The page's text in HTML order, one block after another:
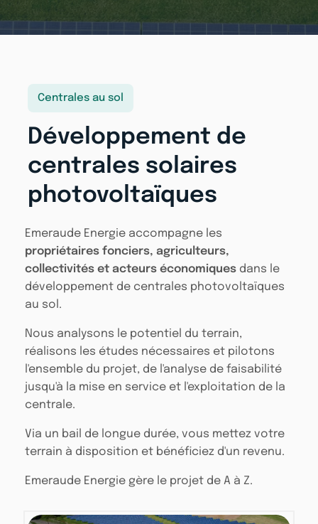
Centrales au sol
Développement de
centrales solaires
photovoltaïques
Emeraude Energie accompagne les
propriétaires fonciers, agriculteurs,
collectivités et acteurs économiques dans le
développement de centrales photovoltaïques
au sol.
Nous analysons le potentiel du terrain,
réalisons les études nécessaires et pilotons
l'ensemble du projet, de l'analyse de faisabilité
jusqu'à la mise en service et l'exploitation de la
centrale.
Via un bail de longue durée, vous mettez votre
terrain à disposition et bénéficiez d'un revenu.
Emeraude Energie gère le projet de A à Z.